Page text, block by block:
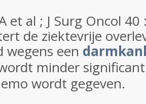
et al ; J Surg Oncol
de ziektevrije
wegens een
minder
wordt gegeven.